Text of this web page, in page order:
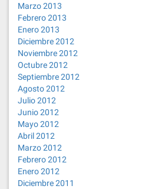
Marzo 2013
Febrero 2013
Enero 2013
Diciembre 2012
Noviembre 2012
Octubre 2012
Septiembre 2012
Agosto 2012
Julio 2012
Junio 2012
Mayo 2012
Abril 2012
Marzo 2012
Febrero 2012
Enero 2012
Diciembre 2011